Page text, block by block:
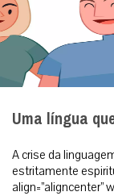
Uma língua
A crise da
estritamente
align=”aligncenter”